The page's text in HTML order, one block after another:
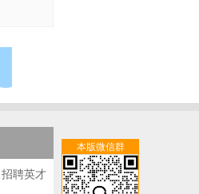
本版微信群
招聘英才